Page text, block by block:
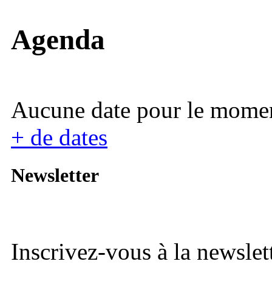
Agenda
Aucune date pour le
+ de dates
Newsletter
Inscrivez-vous à la